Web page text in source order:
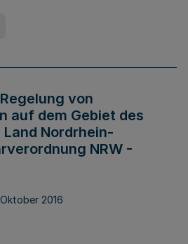
von
auf dem Gebiet des
Nordrhein-
NRW -
2016